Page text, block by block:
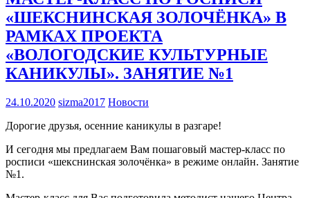
«ШЕКСНИНСКАЯ ЗОЛОЧЁНКА» В
РАМКАХ ПРОЕКТА
«ВОЛОГОДСКИЕ КУЛЬТУРНЫЕ
КАНИКУЛЫ». ЗАНЯТИЕ №1
24.10.2020 sizma2017 Новости
Дорогие друзья, осенние каникулы в разгаре!
И сегодня мы предлагаем Вам пошаговый мастер-класс по
росписи «шекснинская золочёнка» в режиме онлайн. Занятие
№1.